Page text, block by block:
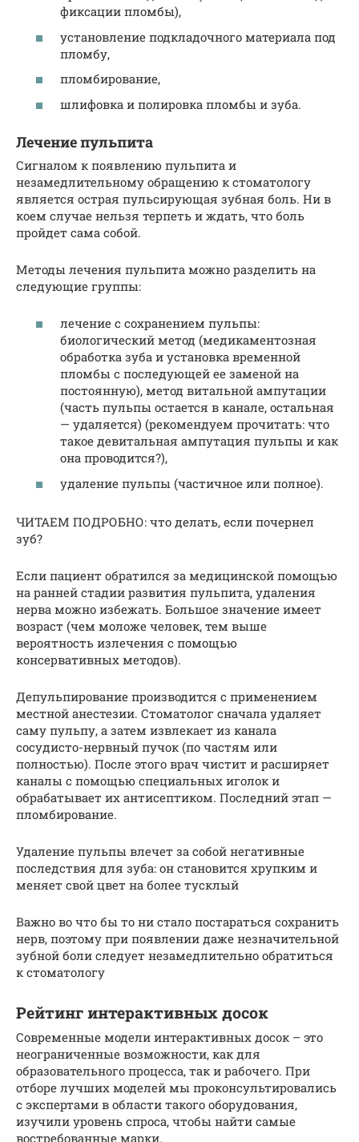
фиксации пломбы),
установление подкладочного материала под
пломбу,
пломбирование,
шлифовка и полировка пломбы и зуба.
Лечение пульпита
Сигналом к появлению пульпита и
незамедлительному обращению к стоматологу
является острая пульсирующая зубная боль. Ни в
коем случае нельзя терпеть и ждать, что боль
пройдет сама собой.
Методы лечения пульпита можно разделить на
следующие группы:
лечение с сохранением пульпы:
биологический метод (медикаментозная
обработка зуба и установка временной
пломбы с последующей ее заменой на
постоянную), метод витальной ампутации
(часть пульпы остается в канале, остальная
— удаляется) (рекомендуем прочитать: что
такое девитальная ампутация пульпы и как
она проводится?),
удаление пульпы (частичное или полное).
ЧИТАЕМ ПОДРОБНО: что делать, если почернел
зуб?
Если пациент обратился за медицинской помощью
на ранней стадии развития пульпита, удаления
нерва можно избежать. Большое значение имеет
возраст (чем моложе человек, тем выше
вероятность излечения с помощью
консервативных методов).
Депульпирование производится с применением
местной анестезии. Стоматолог сначала удаляет
саму пульпу, а затем извлекает из канала
сосудисто-нервный пучок (по частям или
полностью). После этого врач чистит и расширяет
каналы с помощью специальных иголок и
обрабатывает их антисептиком. Последний этап —
пломбирование.
Удаление пульпы влечет за собой негативные
последствия для зуба: он становится хрупким и
меняет свой цвет на более тусклый
Важно во что бы то ни стало постараться сохранить
нерв, поэтому при появлении даже незначительной
зубной боли следует незамедлительно обратиться
к стоматологу
Рейтинг интерактивных досок
Современные модели интерактивных досок – это
неограниченные возможности, как для
образовательного процесса, так и рабочего. При
отборе лучших моделей мы проконсультировались
с экспертами в области такого оборудования,
изучили уровень спроса, чтобы найти самые
востребованные марки.